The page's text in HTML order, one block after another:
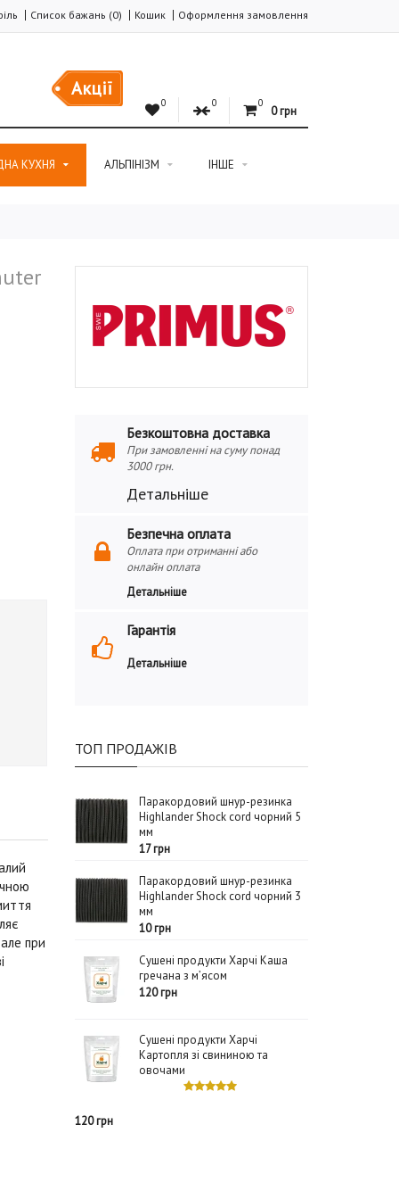
Список бажань (0) Кошик Оформлення замовлення
Акції
0 0 0
0 грн
КУХНЯ АЛЬПІНІЗМ ІНШЕ
при
Безкоштовна доставка
При замовленні на суму понад
3000 грн.
Детальніше
Безпечна оплата
Оплата при отриманні або
онлайн оплата
Детальніше
Гарантія
Детальніше
ТОП ПРОДАЖІВ
Паракордовий шнур-резинка
Highlander Shock cord чорний 5
мм
17 грн
Паракордовий шнур-резинка
Highlander Shock cord чорний 3
мм
10 грн
Сушені продукти Харчі Каша
гречана з м’ясом
120 грн
Сушені продукти Харчі
Картопля зі свининою та
овочами
120 грн